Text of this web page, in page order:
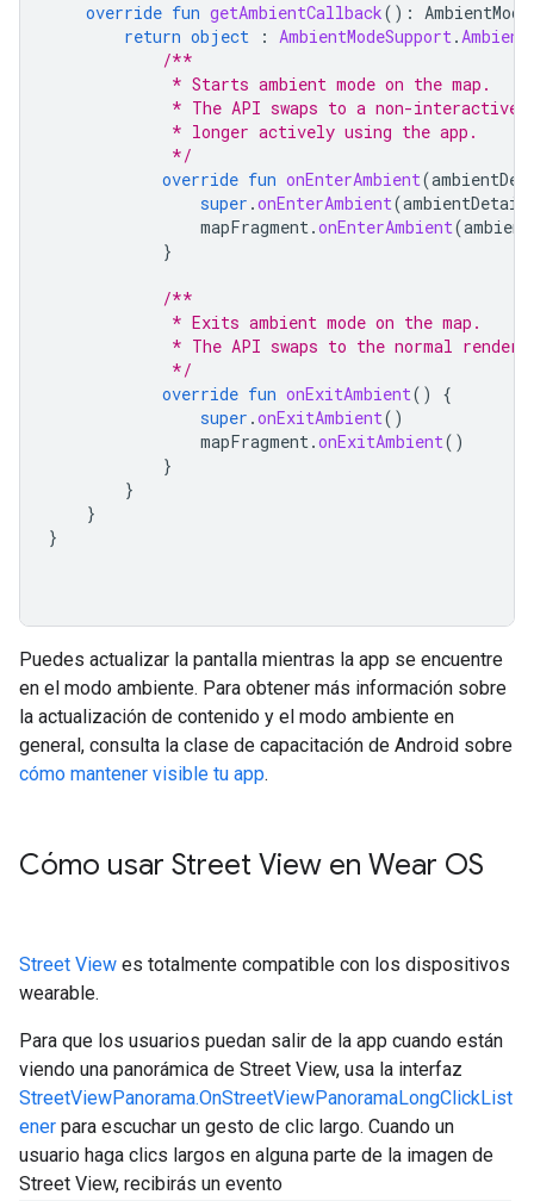
override fun getAmbientCallback():
return object : AmbientModeSupport.
/**
             * Starts ambient mode on the map.
* The API swaps to a non-interactive
             * longer actively using the app.
             */
override fun onEnterAmbient(
super .onEnterAmbient(
mapFragment.onEnterAmbient(
}
/**
             * Exits ambient mode on the map.
* The API swaps to the normal
             */
override fun onExitAmbient()
{
super .onExitAmbient()
mapFragment.onExitAmbient()
}
}
}
}
Puedes actualizar la pantalla mientras la app se encuentre
en el modo ambiente. Para obtener más información sobre
la actualización de contenido y el modo ambiente en
general, consulta la clase de capacitación de Android sobre
cómo mantener visible tu app.
Cómo usar Street View en Wear OS
Street View es totalmente compatible con los dispositivos
wearable.
Para que los usuarios puedan salir de la app cuando están
viendo una panorámica de Street View, usa la interfaz
StreetViewPanorama.OnStreetViewPanoramaLongClickList
ener para escuchar un gesto de clic largo. Cuando un
usuario haga clics largos en alguna parte de la imagen de
Street View, recibirás un evento